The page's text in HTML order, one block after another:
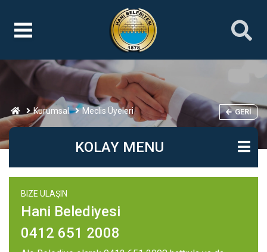
Kurumsal Meclis Üyeleri GERI
KOLAY MENU
BIZE ULAŞIN
Hani Belediyesi
0412 651 2008